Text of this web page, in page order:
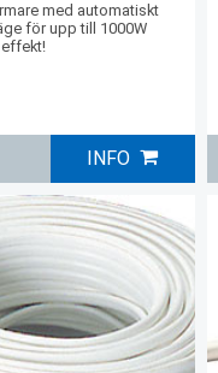
med automatiskt
för upp till 1000W
till i favoriter
INFO